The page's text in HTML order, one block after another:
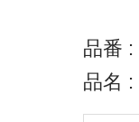
品番 :
品名 :